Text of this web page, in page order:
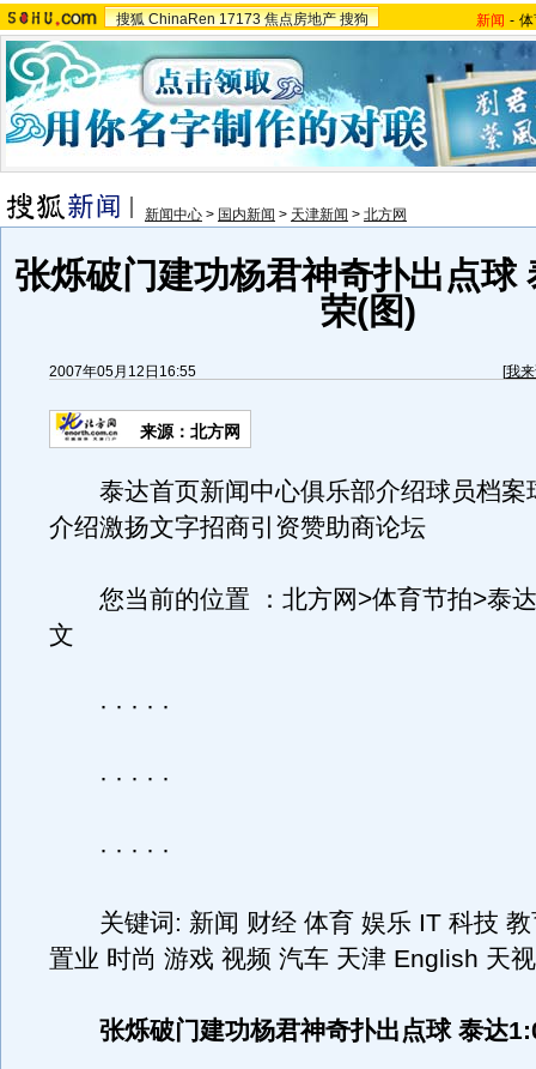
搜狐 ChinaRen 17173 焦点房地产 搜狗 新闻 -
新闻中心 > 国内新闻 > 天津新闻 > 北方网
张烁破门建功杨君神奇扑出点球
荣(图)
2007年05月12日16:55 [我
来源：北方网
泰达首页新闻中心俱乐部介绍球员档案
介绍激扬文字招商引资赞助商论坛
您当前的位置 ：北方网>体育节拍>泰
文
· · · · ·
· · · · ·
· · · · ·
关键词: 新闻 财经 体育 娱乐 IT 科技 教
置业 时尚 游戏 视频 汽车 天津 English 天
张烁破门建功杨君神奇扑出点球 泰达